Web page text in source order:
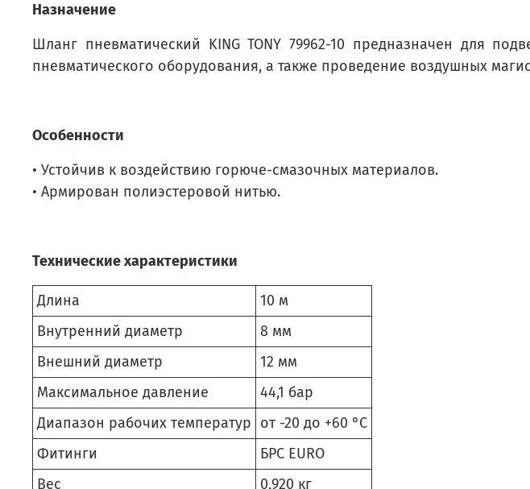
Назначение
Шланг пневматический KING TONY 79962-10 предназначен для
пневматического оборудования, а также проведение воздушных
Особенности
• Устойчив к воздействию горюче-смазочных материалов.
• Армирован полиэстеровой нитью.
Технические характеристики
Длина
10 м
Внутренний диаметр
8 мм
Внешний диаметр
12 мм
Максимальное давление
44,1 бар
Диапазон рабочих температур от -20 до +60 °С
Фитинги
БРС EURO
Вес
0,920 кг